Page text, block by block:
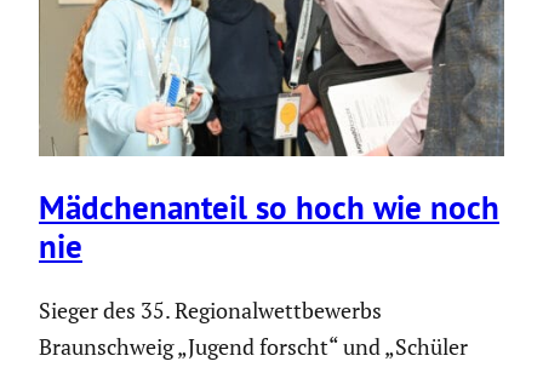
Mädchen­an­teil so hoch wie noch
nie
Sieger des 35. Regionalwettbewerbs
Braunschweig „Jugend forscht“ und „Schüler